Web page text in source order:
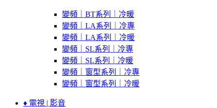
變頻｜BT系列｜冷暖
變頻｜LA系列｜冷專
變頻｜LA系列｜冷暖
變頻｜SL系列｜冷專
變頻｜SL系列｜冷暖
變頻｜窗型系列｜冷專
變頻｜窗型系列｜冷暖
♦ 電視 | 影音